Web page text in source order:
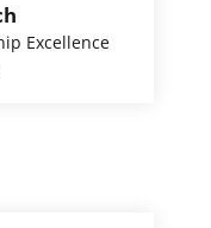
Excellence